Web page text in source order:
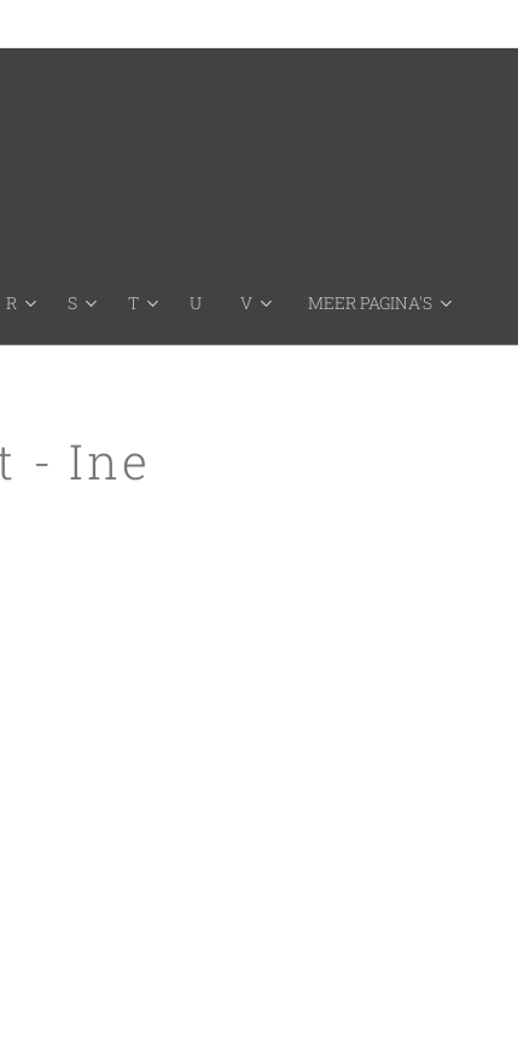
R S T U V MEER PAGINA'S
- Ine